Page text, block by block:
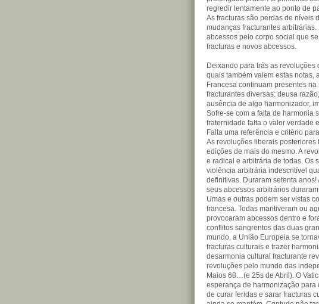
regredir lentamente ao ponto de
As fracturas são perdas de níveis
mudanças fracturantes
abcessos pelo corpo social que
fracturas e novos abcessos.
Deixando para trás as revoluções
quais também valem estas notas,
Francesa continuam presentes
fracturantes diversas: deusa
ausência de algo harmonizador,
Sofre-se com a falta de harmonia
fraternidade falta o valor verdade
Falta uma referência e critério
As revoluções liberais
edições de mais do mesmo. A
e radical e arbitrária de todas. Os
violência arbitrária indescritível
definitivas. Duraram setenta
seus abcessos arbitrários
Umas e outras podem ser vistas
francesa. Todas mantiveram ou
provocaram abcessos dentro e
conflitos sangrentos das duas
mundo, a União Europeia se
fracturas culturais e trazer
desarmonia cultural fracturante
revoluções pelo mundo das
Maios 68…(e 25s de Abril). O
esperança de harmonização para
de curar feridas e sarar fracturas